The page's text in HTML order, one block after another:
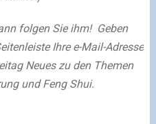
folgen Sie ihm! Geben
Ihre e-Mail-Adresse
Neues zu den Themen
und Feng Shui.